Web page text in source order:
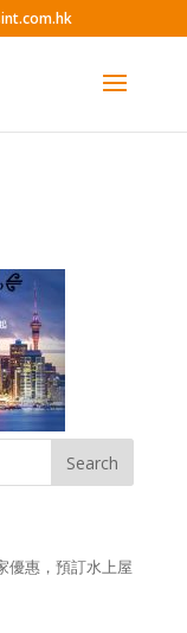
優惠，預訂水上屋